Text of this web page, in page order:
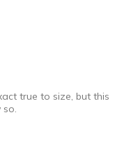
true to size, but this